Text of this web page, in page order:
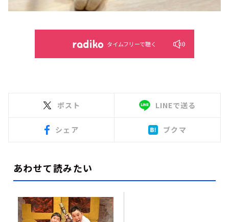
タイムフリーで聴く
ポスト LINEで送る
シェア ブクマ
あわせて読みたい